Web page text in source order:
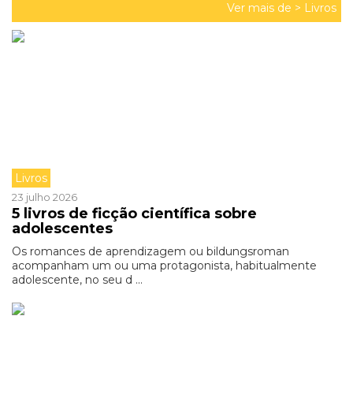
Ver mais de > Livros
Livros
23 julho 2026
5 livros de ficção científica sobre
adolescentes
Os romances de aprendizagem ou bildungsroman
acompanham um ou uma protagonista, habitualmente
adolescente, no seu d ...